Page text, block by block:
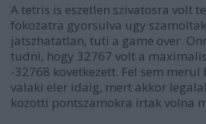
A tetris is eszetlen szivatosra volt
fokozatra gyorsulva ugy
jatszhatatlan, tuti a game over.
tudni, hogy 32767 volt a
-32768 kovetkezett. Fel sem merul
valaki eler idaig, mert akkor
kozotti pontszamokra irtak volna